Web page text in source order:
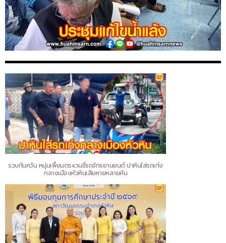
รวบทันควัน หนุ่มเพี้ยนตระเวนขี่รถจักรยานยนต์ ปาหินใส่รถเก๋ง
กลางเมืองหัวหินเสียหายหลายคัน